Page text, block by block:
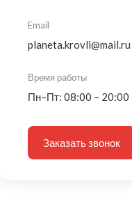
Email
planeta.krovli@mail.ru
Время работы
Пн–Пт: 08:00 – 20:00
Заказать звонок